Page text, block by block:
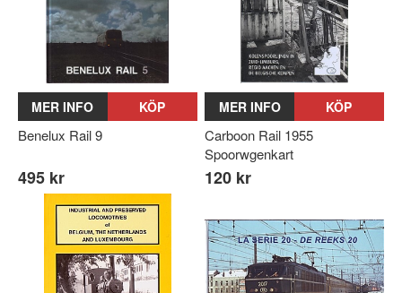
MER INFO KÖP
Benelux Rail 9
495 kr
MER INFO KÖP
Carboon Rail 1955
Spoorwgenkart
120 kr